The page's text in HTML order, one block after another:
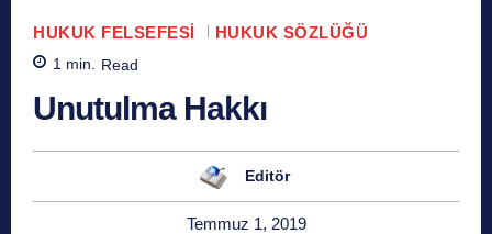
HUKUK FELSEFESI HUKUK SÖZLÜĞÜ
1 min. Read
Unutulma Hakkı
Editör
Temmuz 1, 2019